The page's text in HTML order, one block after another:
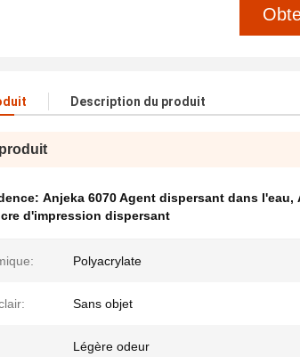
Description du produit
Anjeka 6070 Agent dispersant dans l'eau,
d'impression dispersant
Polyacrylate
Sans objet
Légère odeur